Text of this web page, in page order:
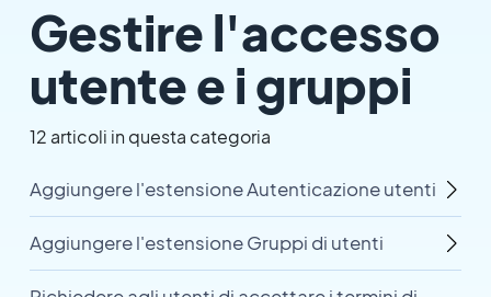
Gestire l'accesso
utente e i gruppi
12 articoli in questa categoria
Aggiungere l'estensione Autenticazione utenti
Aggiungere l'estensione Gruppi di utenti